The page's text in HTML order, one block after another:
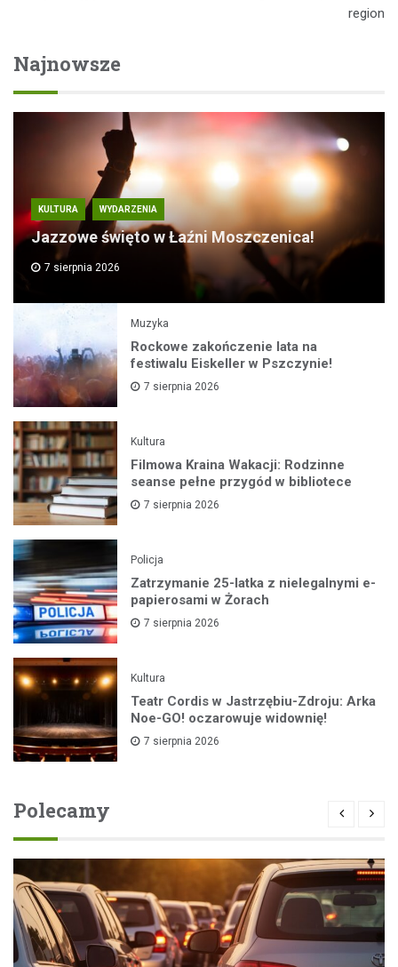
region
Najnowsze
KULTURA WYDARZENIA
Jazzowe święto w Łaźni Moszczenica!
7 sierpnia 2026
Muzyka
Rockowe zakończenie lata na
festiwalu Eiskeller w Pszczynie!
7 sierpnia 2026
Kultura
Filmowa Kraina Wakacji: Rodzinne
seanse pełne przygód w bibliotece
7 sierpnia 2026
Policja
Zatrzymanie 25-latka z nielegalnymi e-
papierosami w Żorach
7 sierpnia 2026
Kultura
Teatr Cordis w Jastrzębiu-Zdroju: Arka
Noe-GO! oczarowuje widownię!
7 sierpnia 2026
Polecamy